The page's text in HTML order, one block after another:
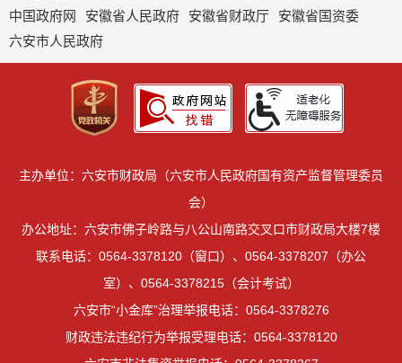
中国政府网
安徽省人民政府 安徽省财政厅
安徽省国资委
六安市人民政府
主办单位：六安市财政局（六安市人民政府国有资产监督管理委员
会）
办公地址：六安市佛子岭路与八公山南路交叉口市财政局大楼7楼
联系电话：0564-3378120（窗口）、0564-3378207（办公
室）、0564-3378215（会计考试）
六安市“小金库”治理举报电话：0564-3378276
财政违法违纪行为举报受理电话：0564-3378120